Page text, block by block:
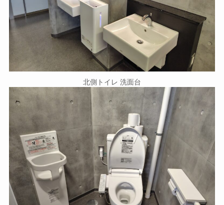
北側トイレ 洗面台